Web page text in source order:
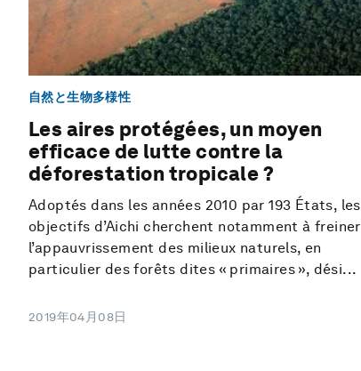
自然と生物多様性
Les aires protégées, un moyen
efficace de lutte contre la
déforestation tropicale ?
Adoptés dans les années 2010 par 193 États, les
objectifs d’Aichi cherchent notamment à freiner
l’appauvrissement des milieux naturels, en
particulier des forêts dites « primaires », dési...
2019年04月08日